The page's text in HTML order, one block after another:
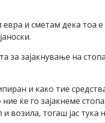
евра и сметам дека
за зајакнување на
и како тие
ќе го зајакнеме
возила, тогаш јас